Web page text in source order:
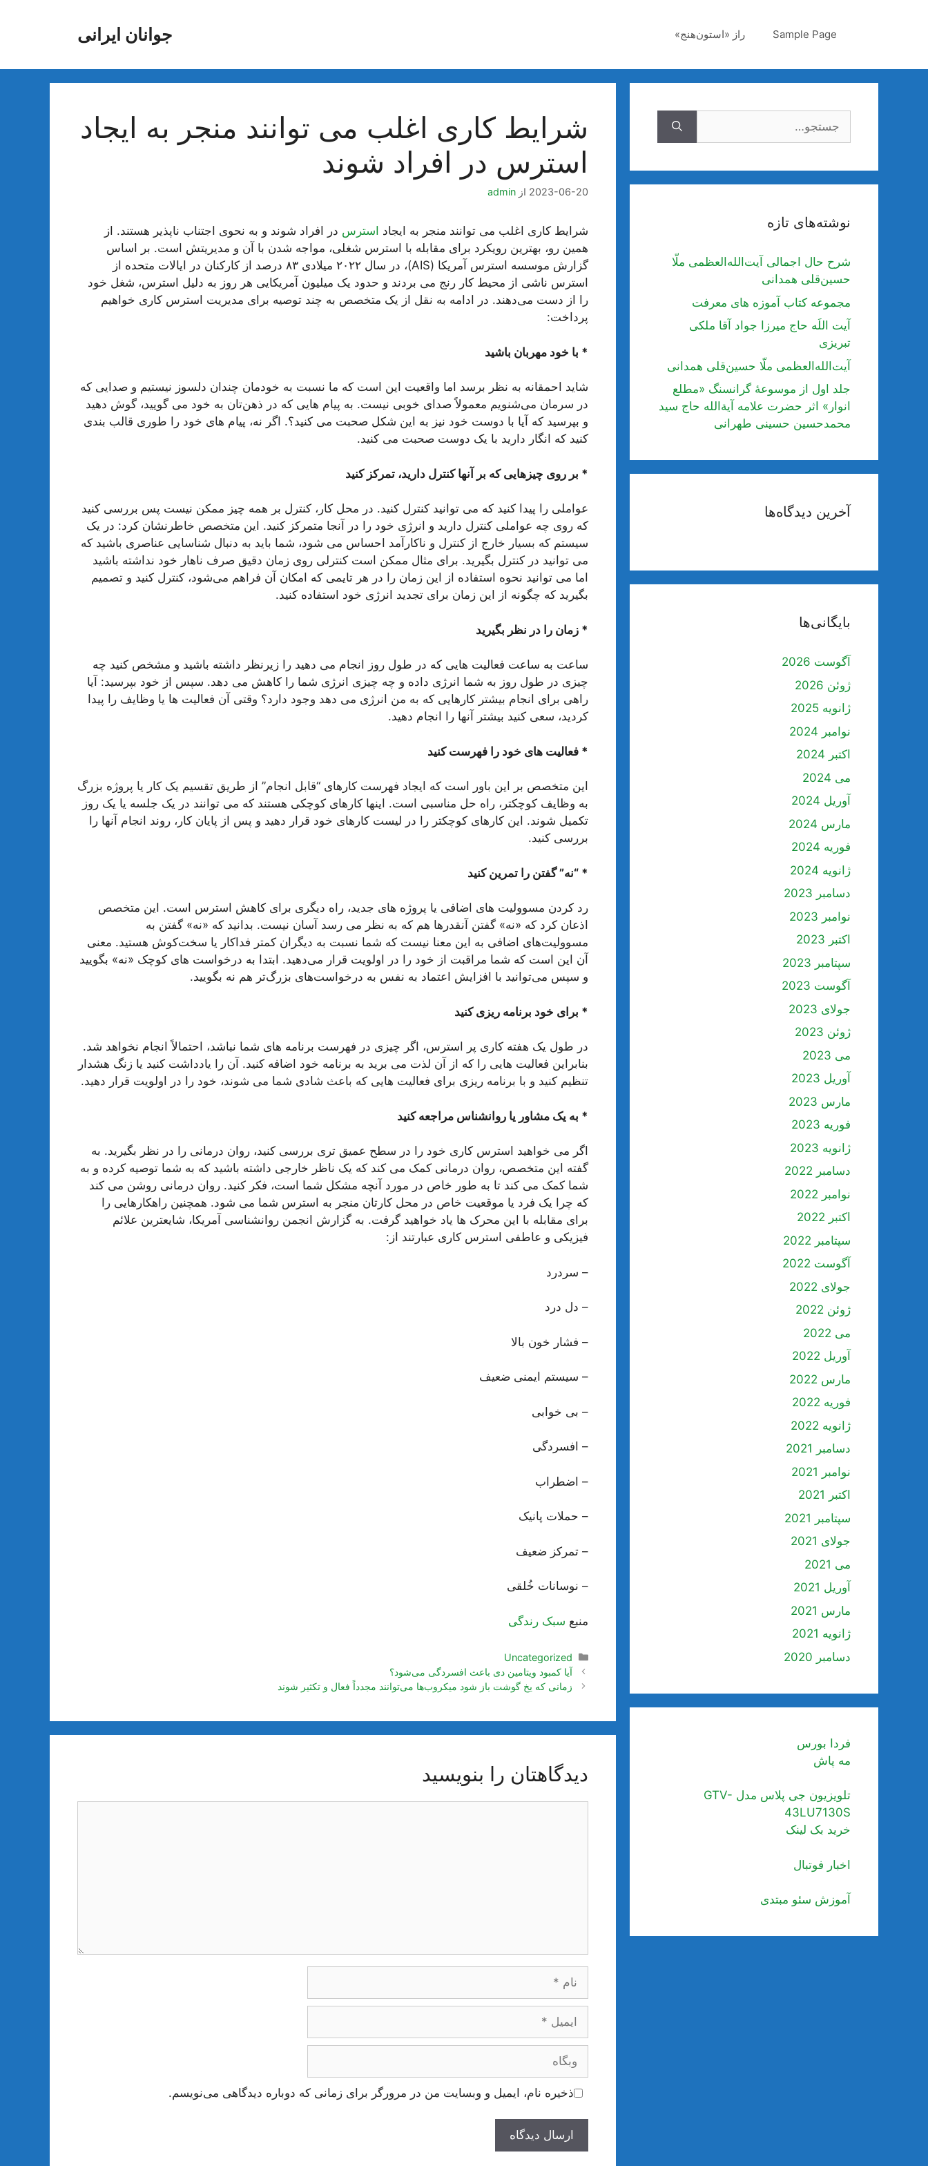
جوانان ایرانی Sample Page راز «استون‌هنج»
شرایط کاری اغلب می توانند منجر به ایجاد
استرس در افراد شوند
2023-06-20 از admin
شرایط کاری اغلب می توانند منجر به ایجاد استرس در افراد شوند و به نحوی اجتناب ناپذیر هستند. از
همین رو، بهترین رویکرد برای مقابله با استرس شغلی، مواجه شدن با آن و مدیریتش است. بر اساس
گزارش موسسه استرس آمریکا (AIS)، در سال ۲۰۲۲ میلادی ۸۳ درصد از کارکنان در ایالات متحده از
استرس ناشی از محیط کار رنج می بردند و حدود یک میلیون آمریکایی هر روز به دلیل استرس، شغل خود
را از دست می‌دهند. در ادامه به نقل از یک متخصص به چند توصیه برای مدیریت استرس کاری خواهیم
پرداخت:
* با خود مهربان باشید
شاید احمقانه به نظر برسد اما واقعیت این است که ما نسبت به خودمان چندان دلسوز نیستیم و صدایی که
در سرمان می‌شنویم معمولاً صدای خوبی نیست. به پیام هایی که در ذهن‌تان به خود می گویید، گوش دهید
و بپرسید که آیا با دوست خود نیز به این شکل صحبت می کنید؟. اگر نه، پیام های خود را طوری قالب بندی
کنید که انگار دارید با یک دوست صحبت می کنید.
* بر روی چیزهایی که بر آنها کنترل دارید، تمرکز کنید
عواملی را پیدا کنید که می توانید کنترل کنید. در محل کار، کنترل بر همه چیز ممکن نیست پس بررسی کنید
که روی چه عواملی کنترل دارید و انرژی خود را در آنجا متمرکز کنید. این متخصص خاطرنشان کرد: در یک
سیستم که بسیار خارج از کنترل و ناکارآمد احساس می شود، شما باید به دنبال شناسایی عناصری باشید که
می توانید در کنترل بگیرید. برای مثال ممکن است کنترلی روی زمان دقیق صرف ناهار خود نداشته باشید
اما می توانید نحوه استفاده از این زمان را در هر تایمی که امکان آن فراهم می‌شود،‌ کنترل کنید و تصمیم
بگیرید که چگونه از این زمان برای تجدید انرژی خود استفاده کنید.
* زمان را در نظر بگیرید
ساعت به ساعت فعالیت هایی که در طول روز انجام می دهید را زیرنظر داشته باشید و مشخص کنید چه
چیزی در طول روز به شما انرژی داده و چه چیزی انرژی شما را کاهش می دهد. سپس از خود بپرسید: آیا
راهی برای انجام بیشتر کارهایی که به من انرژی می دهد وجود دارد؟ وقتی آن فعالیت ها یا وظایف را پیدا
کردید، سعی کنید بیشتر آنها را انجام دهید.
* فعالیت های خود را فهرست کنید
این متخصص بر این باور است که ایجاد فهرست کارهای “قابل انجام” از طریق تقسیم یک کار یا پروژه بزرگ
به وظایف کوچکتر، راه حل مناسبی است. اینها کارهای کوچکی هستند که می توانند در یک جلسه یا یک روز
تکمیل شوند. این کارهای کوچکتر را در لیست کارهای خود قرار دهید و پس از پایان کار، روند انجام آنها را
بررسی کنید.
* “نه” گفتن را تمرین کنید
رد کردن مسوولیت های اضافی یا پروژه های جدید، راه دیگری برای کاهش استرس است. این متخصص
اذعان کرد که «نه» گفتن آنقدرها هم که به نظر می رسد آسان نیست. بدانید که «نه» گفتن به
مسوولیت‌های اضافی به این معنا نیست که شما نسبت به دیگران کمتر فداکار یا سخت‌کوش هستید. معنی
آن این است که شما مراقبت از خود را در اولویت قرار می‌دهید. ابتدا به درخواست های کوچک «نه» بگویید
و سپس می‌توانید با افزایش اعتماد به نفس به درخواست‌های بزرگ‌تر هم نه بگویید.
* برای خود برنامه ریزی کنید
در طول یک هفته کاری پر استرس، اگر چیزی در فهرست برنامه های شما نباشد، احتمالاً انجام نخواهد شد.
بنابراین فعالیت هایی را که از آن لذت می برید به برنامه خود اضافه کنید. آن را یادداشت کنید یا زنگ هشدار
تنظیم کنید و با برنامه ریزی برای فعالیت هایی که باعث شادی شما می شوند، خود را در اولویت قرار دهید.
* به یک مشاور یا روانشناس مراجعه کنید
اگر می خواهید استرس کاری خود را در سطح عمیق تری بررسی کنید، روان درمانی را در نظر بگیرید. به
گفته این متخصص، روان درمانی کمک می کند که یک ناظر خارجی داشته باشید که به شما توصیه کرده و به
شما کمک می کند تا به طور خاص در مورد آنچه مشکل شما است، فکر کنید. روان درمانی روشن می کند
که چرا یک فرد یا موقعیت خاص در محل کارتان منجر به استرس شما می شود. همچنین راهکارهایی را
برای مقابله با این محرک ها یاد خواهید گرفت. به گزارش انجمن روانشناسی آمریکا، شایعترین علائم
فیزیکی و عاطفی استرس کاری عبارتند از:
– سردرد
– دل درد
– فشار خون بالا
– سیستم ایمنی ضعیف
– بی خوابی
– افسردگی
– اضطراب
– حملات پانیک
– تمرکز ضعیف
– نوسانات خُلقی
منبع سبک رندگی
دسته‌ها
Uncategorized
ناوبری
نوشته‌ها
آیا کمبود ویتامین دی باعث افسردگی می‌شود؟
زمانی که یخ گوشت باز شود میکروب‌ها می‌توانند مجدداً فعال و تکثیر شوند
دیدگاهتان را بنویسید
وبگاه
ذخیره نام، ایمیل و وبسایت من در مرورگر برای زمانی که دوباره دیدگاهی می‌نویسم.
نوشته‌های تازه
شرح حال اجمالی آیت‌الله‌العظمی ملّا
حسین‌قلی همدانی
مجموعه کتاب آموزه های معرفت
آیت اللَه حاج میرزا جواد آقا ملکی
تبریزی
آیت‌الله‌العظمی ملّا حسین‌قلی همدانی
جلد اول از موسوعۀ گرانسنگ «مطلع
انوار» اثر حضرت علامه آیة‌الله حاج سید
محمدحسین حسینی طهرانی
آخرین دیدگاه‌ها
بایگانی‌ها
آگوست 2026
ژوئن 2026
ژانویه 2025
نوامبر 2024
اکتبر 2024
می 2024
آوریل 2024
مارس 2024
فوریه 2024
ژانویه 2024
دسامبر 2023
نوامبر 2023
اکتبر 2023
سپتامبر 2023
آگوست 2023
جولای 2023
ژوئن 2023
می 2023
آوریل 2023
مارس 2023
فوریه 2023
ژانویه 2023
دسامبر 2022
نوامبر 2022
اکتبر 2022
سپتامبر 2022
آگوست 2022
جولای 2022
ژوئن 2022
می 2022
آوریل 2022
مارس 2022
فوریه 2022
ژانویه 2022
دسامبر 2021
نوامبر 2021
اکتبر 2021
سپتامبر 2021
جولای 2021
می 2021
آوریل 2021
مارس 2021
ژانویه 2021
دسامبر 2020
فردا بورس
مه پاش
تلویزیون جی پلاس مدل GTV-
43LU7130S
خرید بک لینک
اخبار فوتبال
آموزش سئو مبتدی